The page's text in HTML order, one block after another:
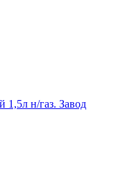
1,5л н/газ. Завод